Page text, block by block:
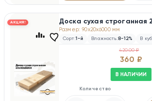
АКЦИЯ! Доска сухая строганная
Размер: 90x20x6000 мм
Сорт:1-й Влажность:8-12% В
420.00 ₽
360 ₽
В НАЛИЧИИ
Количество